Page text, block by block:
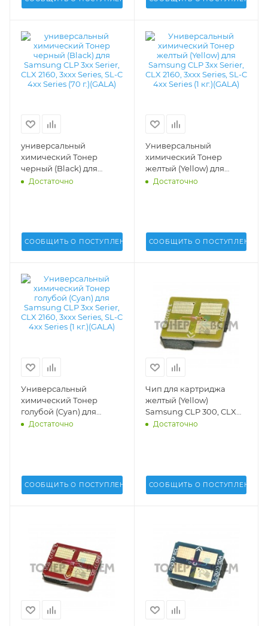
универсальный
химический Тонер
черный (Black) для
Samsung CLP 3xx Serier,
Достаточно
СООБЩИТЬ О ПОСТУПЛЕНИИ
Универсальный
химический Тонер
желтый (Yellow) для
Samsung CLP 3xx Serier,
Достаточно
СООБЩИТЬ О ПОСТУПЛЕНИИ
Универсальный
химический Тонер
голубой (Cyan) для
Samsung CLP 3xx Serier,
Достаточно
СООБЩИТЬ О ПОСТУПЛЕНИИ
Чип для картриджа
желтый (Yellow)
Samsung CLP 300, CLX
2160, 3160 FN (DV Inc.) -
Достаточно
СООБЩИТЬ О ПОСТУПЛЕНИИ